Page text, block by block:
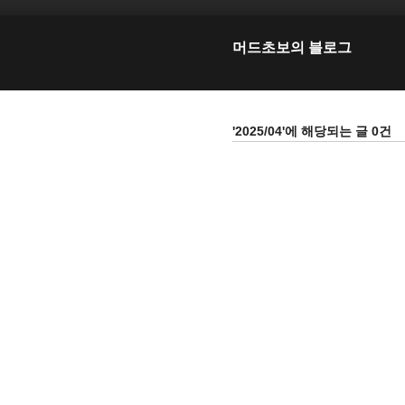
머드초보의 블로그
'2025/04'에 해당되는 글 0건